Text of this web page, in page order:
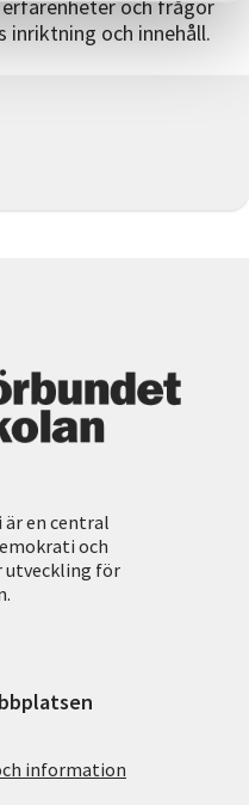
och frågor
och innehåll.
är en central
och
utveckling för
information